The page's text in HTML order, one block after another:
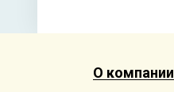
О компании